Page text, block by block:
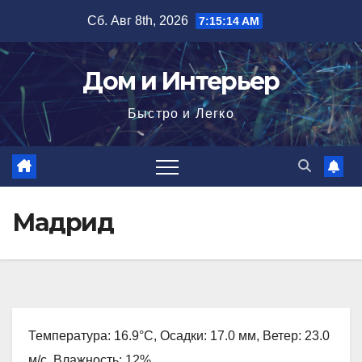
содержимому
Сб. Авг 8th, 2026 7:15:16 AM
Дом и Интерьер
Быстро и Легко
Мадрид
Температура: 16.9°C, Осадки: 17.0 мм, Ветер: 23.0